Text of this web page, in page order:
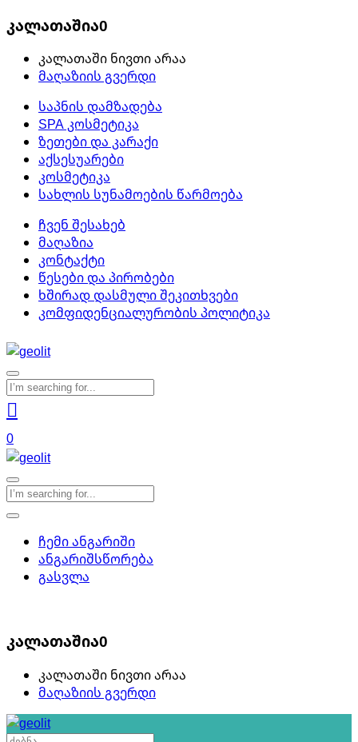
კალათაშია0
კალათაში ნივთი არაა
მაღაზიის გვერდი
საპნის დამზადება
SPA კოსმეტიკა
ზეთები და კარაქი
აქსესუარები
კოსმეტიკა
სახლის სუნამოების წარმოება
ჩვენ შესახებ
მაღაზია
კონტაქტი
წესები და პირობები
ხშირად დასმული შეკითხვები
კომფიდენციალურობის პოლიტიკა
0
ჩემი ანგარიში
ანგარიშსწორება
გასვლა
კალათაშია0
კალათაში ნივთი არაა
მაღაზიის გვერდი